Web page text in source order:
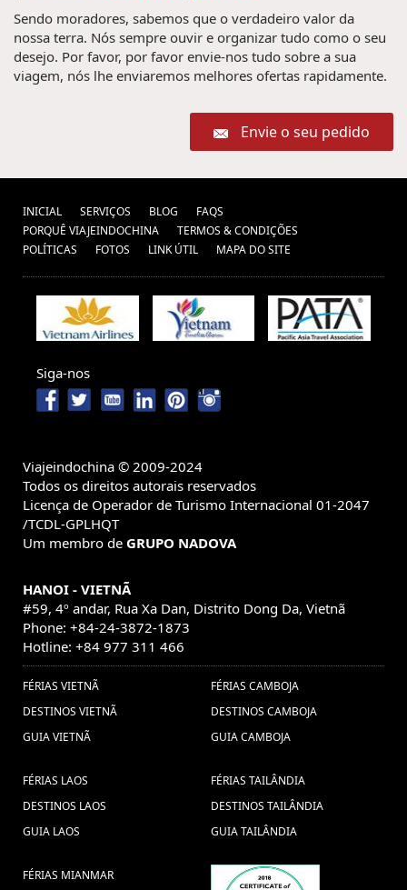
Sendo moradores, sabemos que o verdadeiro valor da
nossa terra. Nós sempre ouvir e organizar tudo como o seu
desejo. Por favor, por favor envie-nos tudo sobre a sua
viagem, nós lhe enviaremos melhores ofertas rapidamente.
Envie o seu pedido
INICIAL SERVIÇOS BLOG
FAQS
PORQUÊ VIAJEINDOCHINA
TERMOS & CONDIÇÕES
POLÍTICAS
FOTOS LINK ÚTIL MAPA DO SITE
Siga-nos
Viajeindochina © 2009-2024
Todos os direitos autorais reservados
Licença de Operador de Turismo Internacional 01-2047
/TCDL-GPLHQT
Um membro de GRUPO NADOVA
HANOI - VIETNÃ
#59, 4º andar, Rua Xa Dan, Distrito Dong Da, Vietnã
Phone: +84-24-3872-1873
Hotline: +84 977 311 466
FÉRIAS VIETNÃ
DESTINOS VIETNÃ
GUIA VIETNÃ
FÉRIAS CAMBOJA
DESTINOS CAMBOJA
GUIA CAMBOJA
FÉRIAS LAOS
DESTINOS LAOS
GUIA LAOS
FÉRIAS TAILÂNDIA
DESTINOS TAILÂNDIA
GUIA TAILÂNDIA
FÉRIAS MIANMAR